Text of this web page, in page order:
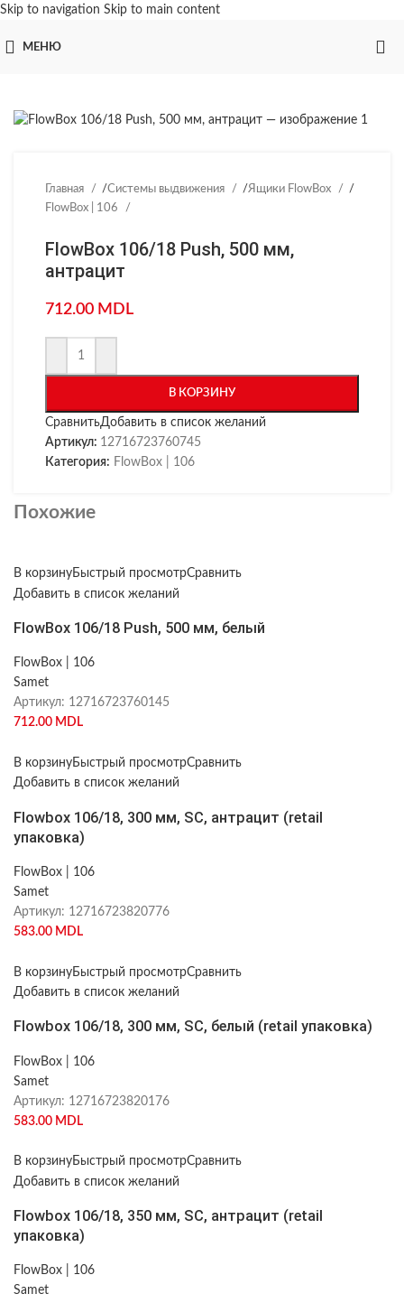
Skip to navigation Skip to main content
МЕНЮ
Главная /Системы выдвижения /Ящики FlowBox
/
FlowBox | 106
FlowBox 106/18 Push, 500 мм,
антрацит
712.00 MDL
В КОРЗИНУ
СравнитьДобавить в список желаний
Артикул: 12716723760745
Категория: FlowBox | 106
Похожие
В корзинуБыстрый просмотрСравнить
Добавить в список желаний
FlowBox 106/18 Push, 500 мм, белый
FlowBox | 106
Samet
Артикул: 12716723760145
712.00 MDL
В корзинуБыстрый просмотрСравнить
Добавить в список желаний
Flowbox 106/18, 300 мм, SC, антрацит (retail
упаковка)
FlowBox | 106
Samet
Артикул: 12716723820776
583.00 MDL
В корзинуБыстрый просмотрСравнить
Добавить в список желаний
Flowbox 106/18, 300 мм, SC, белый (retail упаковка)
FlowBox | 106
Samet
Артикул: 12716723820176
583.00 MDL
В корзинуБыстрый просмотрСравнить
Добавить в список желаний
Flowbox 106/18, 350 мм, SC, антрацит (retail
упаковка)
FlowBox | 106
Samet